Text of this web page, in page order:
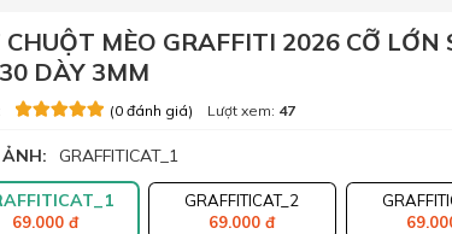
CHUỘT MÈO GRAFFITI 2026 CỠ LỚN
DÀY 3MM
(0 đánh giá) Lượt xem: 47
GRAFFITICAT_1
69.000 đ
GRAFFITICAT_2
69.000 đ